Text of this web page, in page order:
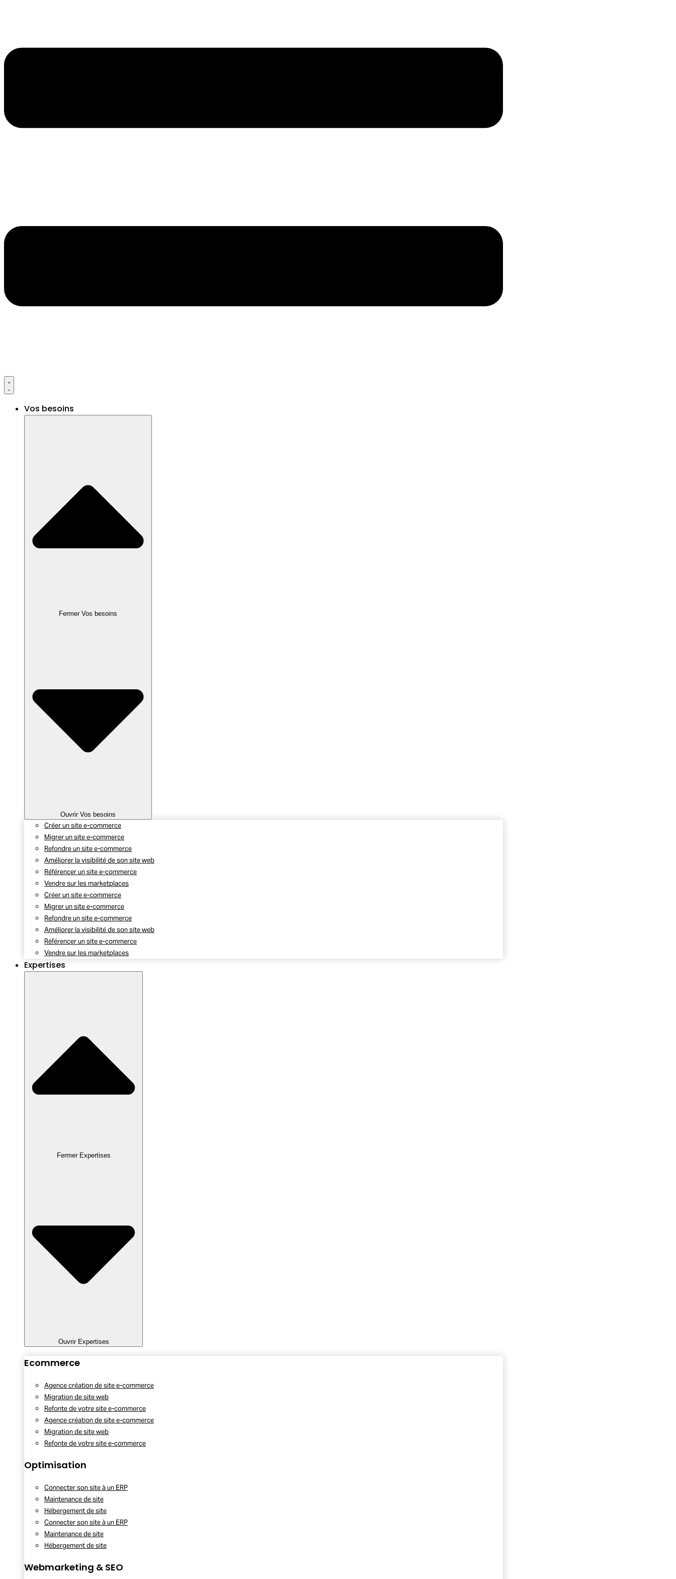
Vos besoins
Fermer Vos besoins
Ouvrir Vos besoins
Créer un site e-commerce
Migrer un site e-commerce
Refondre un site e-commerce
Améliorer la visibilité de son site web
Référencer un site e-commerce
Vendre sur les marketplaces
Créer un site e-commerce
Migrer un site e-commerce
Refondre un site e-commerce
Améliorer la visibilité de son site web
Référencer un site e-commerce
Vendre sur les marketplaces
Expertises
Fermer Expertises
Ouvrir Expertises
Ecommerce
Agence création de site e-commerce
Migration de site web
Refonte de votre site e-commerce
Agence création de site e-commerce
Migration de site web
Refonte de votre site e-commerce
Optimisation
Connecter son site à un ERP
Maintenance de site
Hébergement de site
Connecter son site à un ERP
Maintenance de site
Hébergement de site
Webmarketing & SEO